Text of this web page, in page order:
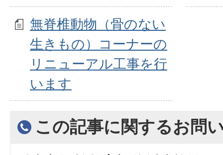
無脊椎動物（骨のない
生きもの）コーナーの
リニューアル工事を行
います
この記事に関するお問